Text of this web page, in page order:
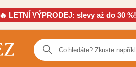
🔥 LETNÍ VÝPRODEJ: slevy až do 30 %!